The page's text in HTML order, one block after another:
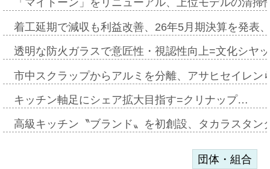
「マイトーン」をリニューアル、上位モデルの清
着工延期で減収も利益改善、26年5月期決算を発表
透明な防火ガラスで意匠性・視認性向上=文化シヤ
市中スクラップからアルミを分離、アサヒセイレ
キッチン軸足にシェア拡大目指す=クリナップ…
高級キッチン〝ブランド〟を初創設、タカラスタ
団体・組合